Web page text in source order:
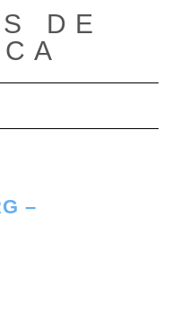
DE
modo de navegación
–